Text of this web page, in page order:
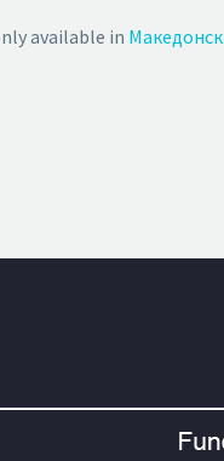
available in